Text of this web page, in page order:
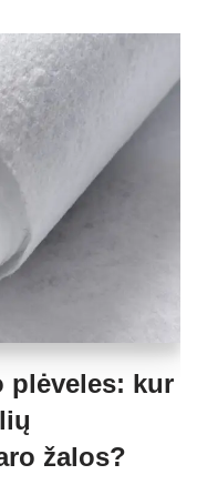
plėveles: kur
žalos?